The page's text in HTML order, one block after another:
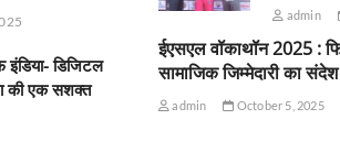
डिजिटल
की एक सशक्त
admin
ईएसएल वॉकाथॉन 2025 :
सामाजिक जिम्मेदारी का संदेश
admin October 5, 2025